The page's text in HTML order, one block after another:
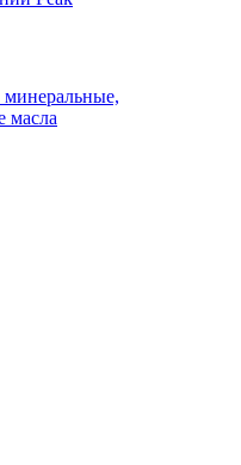
минеральные,
масла